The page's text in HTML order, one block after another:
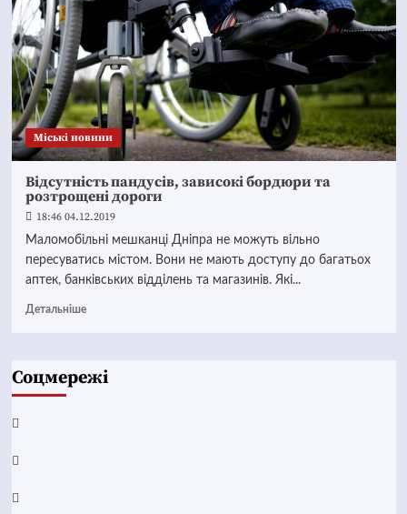
Mіські новини
Відсутність пандусів, зависокі бордюри та
розтрощені дороги
18:46 04.12.2019
Маломобільні мешканці Дніпра не можуть вільно
пересуватись містом. Вони не мають доступу до багатьох
аптек, банківських відділень та магазинів. Які...
Детальніше
Соцмережі
Facebook
YouTube
Telegram